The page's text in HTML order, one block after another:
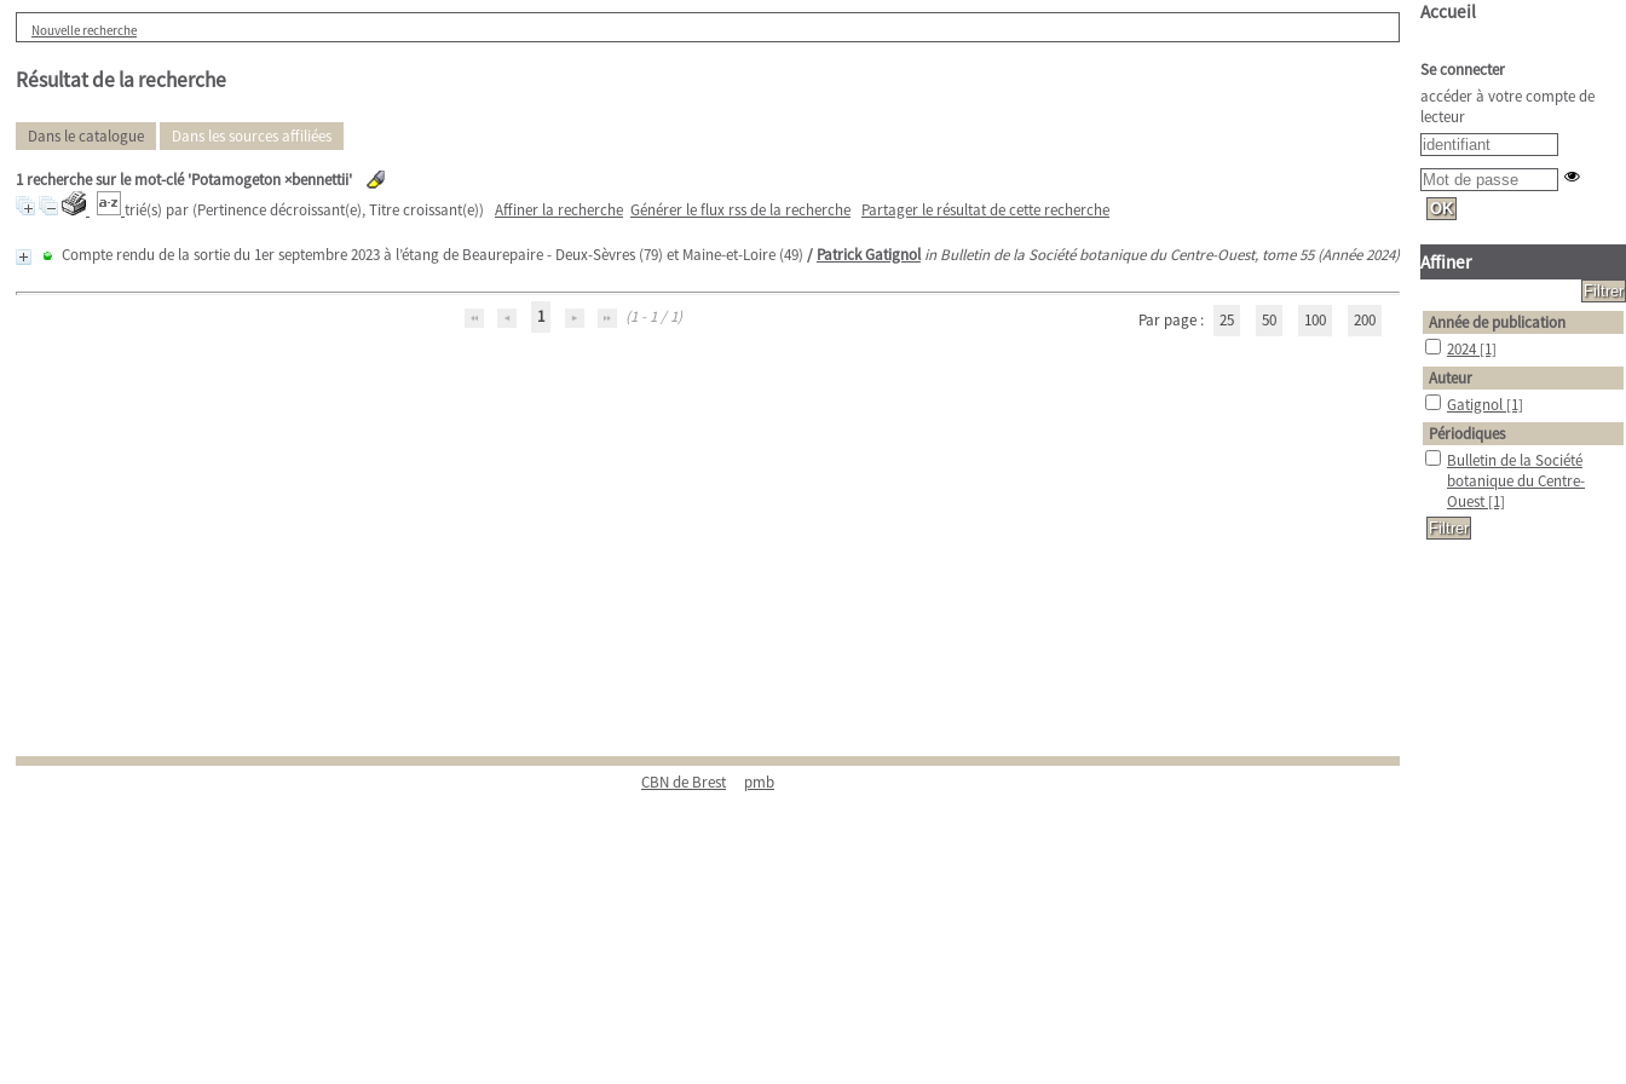
Nouvelle recherche
Résultat de la recherche
Dans le catalogue Dans les sources affiliées
1recherche sur le mot-clé'Potamogeton ×bennettii'
trié(s) par (Pertinence décroissant(e), Titre croissant(e)) Affiner la recherche Générer le flux rss de la recherche Partager le résultat de cette recherche
Compte rendu de la sortie du 1er septembre 2023 à l’étang de Beaurepaire - Deux-Sèvres (79) et Maine-et-Loire (49) / Patrick Gatignol in Bulletin de la Société botanique du Centre-Ouest, tome 55 (Année 2024)
1 (1 - 1 / 1) Par page : 25 50 100 200
CBN de Brest pmb
Accueil
Se connecter
accéder à votre compte de
lecteur
Affiner
Année de publication
2024 [1]
Auteur
Gatignol [1]
Périodiques
Bulletin de la Société
botanique du Centre-
Ouest [1]